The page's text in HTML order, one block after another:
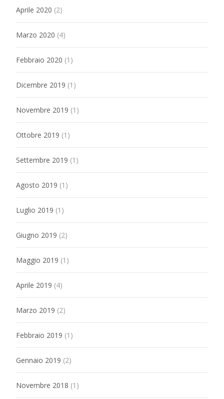
Aprile 2020 (2)
Marzo 2020 (4)
Febbraio 2020 (1)
Dicembre 2019 (1)
Novembre 2019 (1)
Ottobre 2019 (1)
Settembre 2019 (1)
Agosto 2019 (1)
Luglio 2019 (1)
Giugno 2019 (2)
Maggio 2019 (1)
Aprile 2019 (4)
Marzo 2019 (2)
Febbraio 2019 (1)
Gennaio 2019 (2)
Novembre 2018 (1)